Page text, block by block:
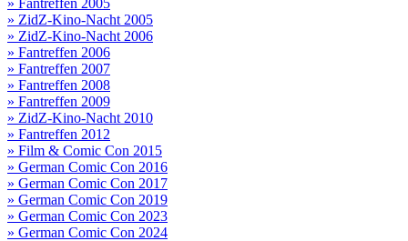
» Fantreffen 2005
» ZidZ-Kino-Nacht 2005
» ZidZ-Kino-Nacht 2006
» Fantreffen 2006
» Fantreffen 2007
» Fantreffen 2008
» Fantreffen 2009
» ZidZ-Kino-Nacht 2010
» Fantreffen 2012
» Film & Comic Con 2015
» German Comic Con 2016
» German Comic Con 2017
» German Comic Con 2019
» German Comic Con 2023
» German Comic Con 2024